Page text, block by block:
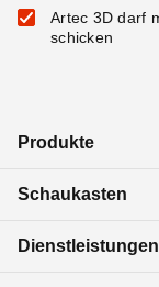
Artec 3D darf
schicken
Produkte
Schaukasten
Dienstleistungen